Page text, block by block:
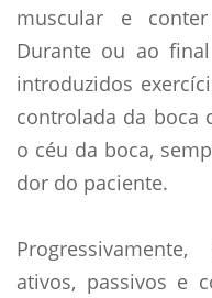
muscular e
Durante ou ao
introduzidos
controlada da boca
o céu da boca,
dor do paciente.
ativos, passivos e